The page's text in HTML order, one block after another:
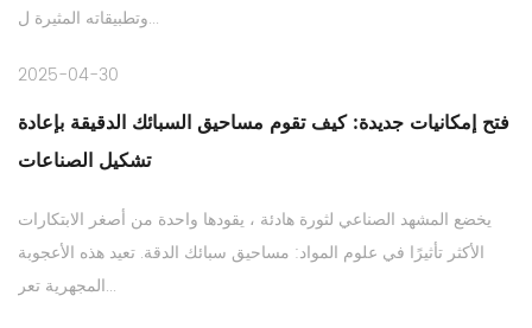
وتطبيقاته المثيرة ل...
2025-04-30
فتح إمكانيات جديدة: كيف تقوم مساحيق السبائك الدقيقة بإعادة
تشكيل الصناعات
يخضع المشهد الصناعي لثورة هادئة ، يقودها واحدة من أصغر الابتكارات
الأكثر تأثيرًا في علوم المواد: مساحيق سبائك الدقة. تعيد هذه الأعجوبة
المجهرية تعر...